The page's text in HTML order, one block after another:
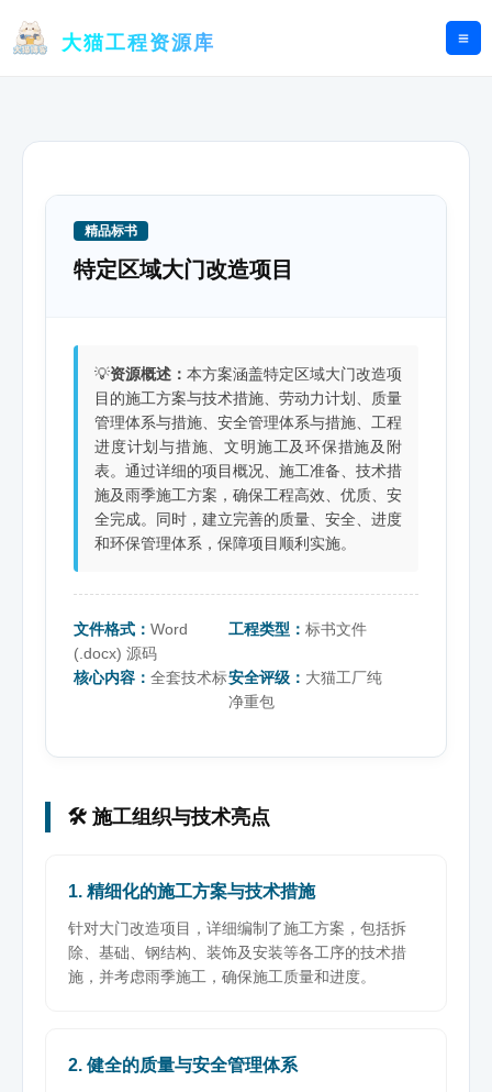
大猫工程资源库
精品标书
特定区域大门改造项目
💡资源概述： 本方案涵盖特定区域大门改造项
目的施工方案与技术措施、劳动力计划、质量
管理体系与措施、安全管理体系与措施、工程
进度计划与措施、文明施工及环保措施及附
表。通过详细的项目概况、施工准备、技术措
施及雨季施工方案，确保工程高效、优质、安
全完成。同时，建立完善的质量、安全、进度
和环保管理体系，保障项目顺利实施。
文件格式： Word
(.docx) 源码
工程类型：标书文件
核心内容： 全套技术标安全评级： 大猫工厂纯
净重包
🛠️ 施工组织与技术亮点
1. 精细化的施工方案与技术措施
针对大门改造项目，详细编制了施工方案，包括拆
除、基础、钢结构、装饰及安装等各工序的技术措
施，并考虑雨季施工，确保施工质量和进度。
2. 健全的质量与安全管理体系